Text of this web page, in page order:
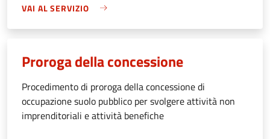
VAI AL SERVIZIO
Proroga della concessione
Procedimento di proroga della concessione di
occupazione suolo pubblico per svolgere attività non
imprenditoriali e attività benefiche